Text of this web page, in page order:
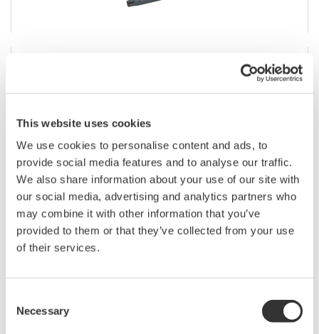
This website uses cookies
We use cookies to personalise content and ads, to
provide social media features and to analyse our traffic.
We also share information about your use of our site with
our social media, advertising and analytics partners who
may combine it with other information that you’ve
provided to them or that they’ve collected from your use
of their services.
Selection
Necessary
701918 Stromzange 120 MHz / 5 Arms
Maximaler Dauereingangsstrom: 5 Arms
Geeignet für Digital-Oszilloskope, ScopeCorder und
andere Messgeräte zur Messung des Signalverlaufs.
701928 Stromzange 100 MHz / 30 Arms